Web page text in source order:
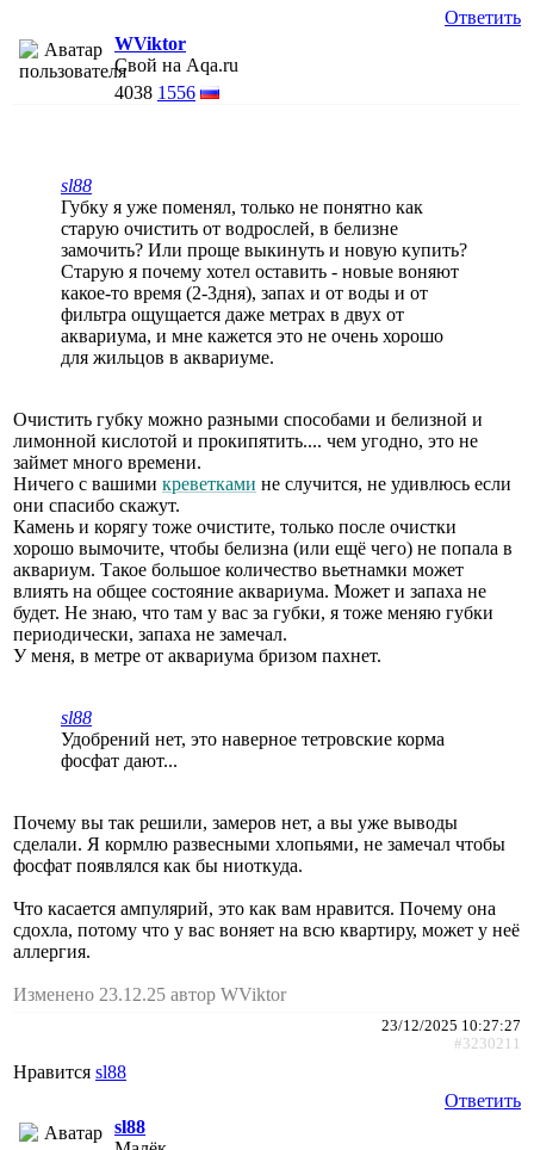
Ответить
WViktor
Свой на Aqa.ru
4038 1556
sl88
Губку я уже поменял, только не понятно как
старую очистить от водрослей, в белизне
замочить? Или проще выкинуть и новую купить?
Старую я почему хотел оставить - новые воняют
какое-то время (2-3дня), запах и от воды и от
фильтра ощущается даже метрах в двух от
аквариума, и мне кажется это не очень хорошо
для жильцов в аквариуме.
Очистить губку можно разными способами и белизной и
лимонной кислотой и прокипятить.... чем угодно, это не
займет много времени.
Ничего с вашими креветками не случится, не удивлюсь если
они спасибо скажут.
Камень и корягу тоже очистите, только после очистки
хорошо вымочите, чтобы белизна (или ещё чего) не попала в
аквариум. Такое большое количество вьетнамки может
влиять на общее состояние аквариума. Может и запаха не
будет. Не знаю, что там у вас за губки, я тоже меняю губки
периодически, запаха не замечал.
У меня, в метре от аквариума бризом пахнет.
sl88
Удобрений нет, это наверное тетровские корма
фосфат дают...
Почему вы так решили, замеров нет, а вы уже выводы
сделали. Я кормлю развесными хлопьями, не замечал чтобы
фосфат появлялся как бы ниоткуда.
Что касается ампулярий, это как вам нравится. Почему она
сдохла, потому что у вас воняет на всю квартиру, может у неё
аллергия.
Изменено 23.12.25 автор WViktor
23/12/2025 10:27:27
#3230211
Нравится sl88
Ответить
sl88